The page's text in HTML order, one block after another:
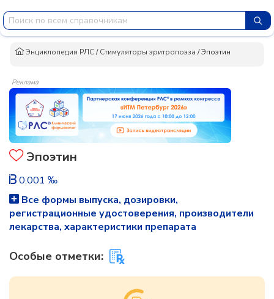
Энциклопедия РЛС/Стимуляторы эритропоэза /Эпоэтин
Реклама
Эпоэтин
0.001 ‰
Все формы выпуска, дозировки,
регистрационные удостоверения, производители
лекарства, характеристики препарата
Особые отметки: